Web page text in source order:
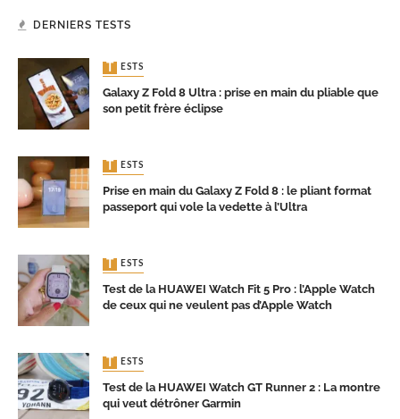
DERNIERS TESTS
TESTS
Galaxy Z Fold 8 Ultra : prise en main du pliable que
son petit frère éclipse
TESTS
Prise en main du Galaxy Z Fold 8 : le pliant format
passeport qui vole la vedette à l’Ultra
TESTS
Test de la HUAWEI Watch Fit 5 Pro : l’Apple Watch
de ceux qui ne veulent pas d’Apple Watch
TESTS
Test de la HUAWEI Watch GT Runner 2 : La montre
qui veut détrôner Garmin